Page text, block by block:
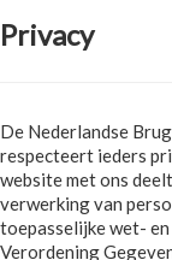
Privacy
De Nederlandse
respecteert ieders
website met ons
verwerking van
toepasselijke wet-
Verordening